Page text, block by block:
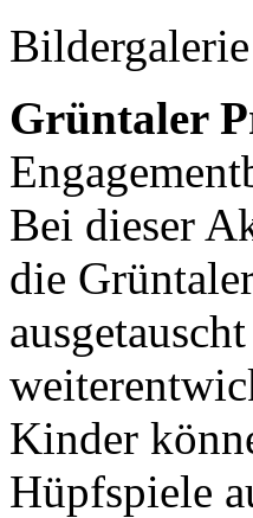
Bildergalerie
Grüntaler
Bei dieser
die
Kinder
Hüpfspiele